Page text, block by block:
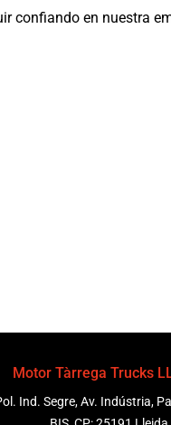
confiando en nuestra
Motor Tàrrega Trucks
Ind. Segre, Av. Indústria,